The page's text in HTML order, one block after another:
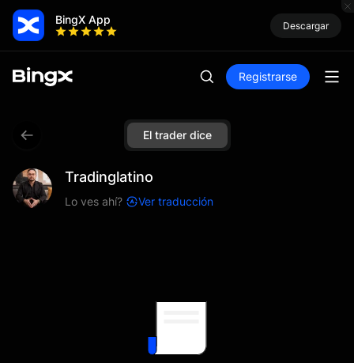
BingX App Descargar
Registrarse
El trader dice
Tradinglatino
Lo ves ahí? Ver traducción